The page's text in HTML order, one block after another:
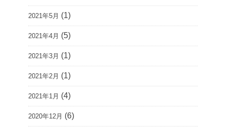
2021年5月 (1)
2021年4月 (5)
2021年3月 (1)
2021年2月 (1)
2021年1月 (4)
2020年12月 (6)